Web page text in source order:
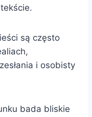
są często
i osobisty
bada bliskie